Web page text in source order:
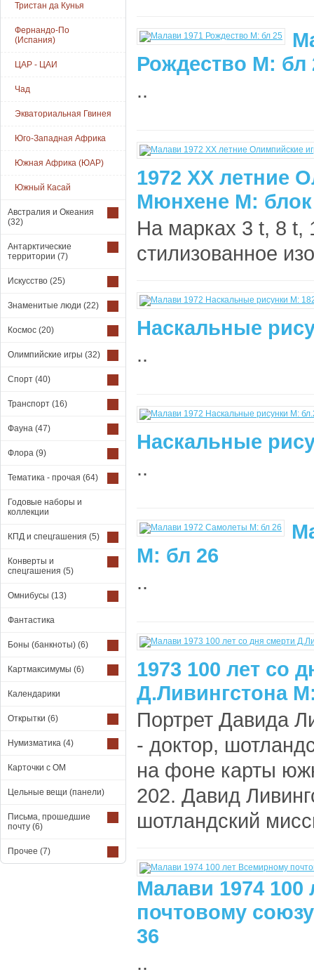
Тристан да Кунья
Фернандо-По
(Испания)
ЦАР - ЦАИ
Чад
Экваториальная Гвинея
Юго-Западная Африка
Южная Африка (ЮАР)
Южный Касай
Австралия и Океания
(32)
Антарктические
территории (7)
Искусство (25)
Знаменитые люди (22)
Космос (20)
Олимпийские игры (32)
Спорт (40)
Транспорт (16)
Фауна (47)
Флора (9)
Тематика - прочая (64)
Годовые наборы и
коллекции
КПД и спецгашения (5)
Конверты и
спецгашения (5)
Омнибусы (13)
Фантастика
Боны (банкноты) (6)
Картмаксимумы (6)
Календарики
Открытки (6)
Нумизматика (4)
Карточки с ОМ
Цельные вещи (панели)
Письма, прошедшие
почту (6)
Прочее (7)
Рождество М: бл
..
1972 XX летние
Мюнхене М: блок
На марках 3 t, 8 t,
стилизованное
Наскальные
..
Наскальные
..
М: бл 26
..
1973 100 лет со
Д.Ливингстона
Портрет Давида
- доктор,
на фоне карты
202. Давид
шотландский
Малави 1974
почтовому
36
..